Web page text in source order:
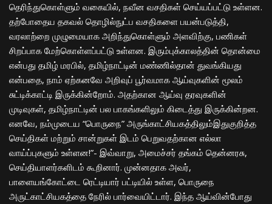
தெரிந்துகொள்ளும் வகையில், நவீன வசதிகள் செய்யப்பட்டு உள்ளன.
தற்போதைய தகவல் தொழில்நுட்ப வசதிகளை பயன்படுத்தி,
வரலாற்றை முழுமையாக அறிந்துகொள்ளும் அளவிற்கு, பணிகள்
சிறப்பாக மேற்கொள்ளப்பட்டு உள்ளன. இரும்புக்காலத்தின் தொன்மை
என்பது தமிழ் மரபில், தமிழ்நாட்டின் மண்ணில்தான் துவங்கியது
என்பதை, நாம் ஏற்கனவே அறிவுப் பூர்வமாக ஆய்வுகளின் மூலம்
சுட்டிக்காட்டி இருக்கின்றோம். அதற்கான ஆய்வு தரவுகளின்
முடிவுகள், தமிழ்நாட்டின் பல பாகங்களிலும் கிடைத்து இருக்கின்றன.
எனவே, நம்முடைய “பொருநை” அருங்காட்சியகத்திலும்இதுகுறித்த
செய்திகள் மற்றும் சான்றுகள் இடம் பெறுவதற்கான எல்லா
வாய்ப்புகளும் உள்ளன!”- இவ்வாறு, அமைச்சர் தங்கம் தென்னரசு,
செய்தியாளர்களிடம் கூறினார். முன்னதாக அவர்,
பாளையங்கோட்டை ரெட்டியார் பட்டியில் உள்ள, பொருநை
அருட்காட்சியகத்தை நேரில் பார்வையிட்டார். இந்த ஆய்வின்போது